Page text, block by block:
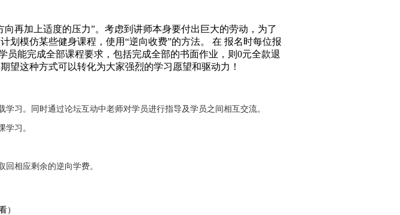
再加上适度的压力”。考虑到讲师本身要付出巨大的劳动，为了
划模仿某些健身课程，使用“逆向收费”的方法。 在 报名时每位报
能完成全部课程要求，包括完成全部的书面作业，则0元全款退
望这种方式可以转化为大家强烈的学习愿望和驱动力！
习。同时通过论坛互动中老师对学员进行指导及学员之间相互交流。
学习。
相应剩余的逆向学费。
）